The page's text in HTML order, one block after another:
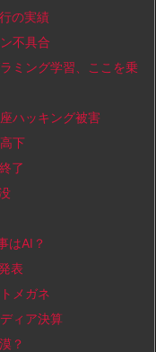
の実績
不具合
ミング学習、ここを乗
ハッキング被害
下
了
はAI？
表
メガネ
ィア決算
？